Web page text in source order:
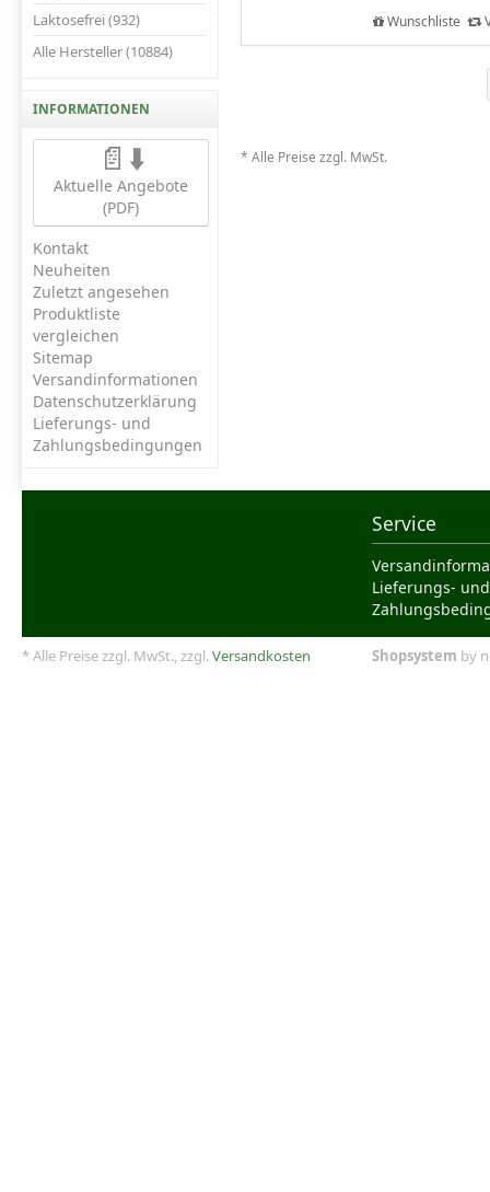
Laktosefrei (932)
Alle Hersteller (10884)
INFORMATIONEN
📄⬇️
Aktuelle Angebote
(PDF)
Kontakt
Neuheiten
Zuletzt angesehen
Produktliste
vergleichen
Sitemap
Versandinformationen
Datenschutzerklärung
Lieferungs- und
Zahlungsbedingungen
Wunschliste
* Alle Preise zzgl. MwSt.
Service
Lieferungs- und
* Alle Preise zzgl. MwSt., zzgl.Versandkosten Shopsystem by